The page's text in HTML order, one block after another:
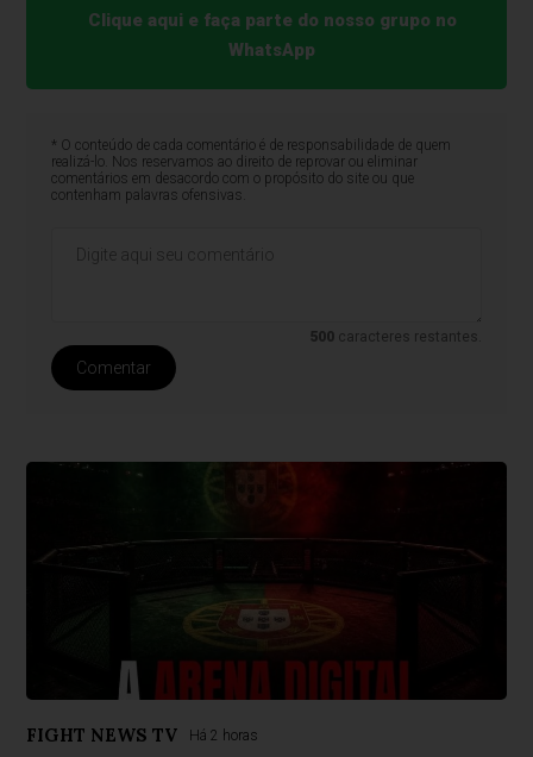
Clique aqui e faça parte do nosso grupo no
WhatsApp
* O conteúdo de cada comentário é de responsabilidade de quem
realizá-lo. Nos reservamos ao direito de reprovar ou eliminar
comentários em desacordo com o propósito do site ou que
contenham palavras ofensivas.
500 caracteres restantes.
Comentar
FIGHT NEWS TV Há 2 horas